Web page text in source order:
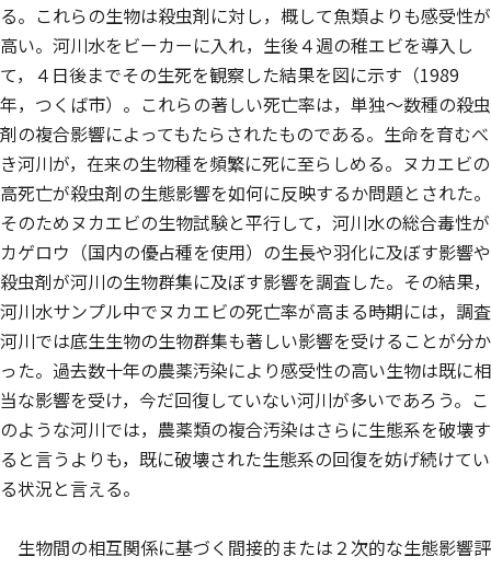
る。これらの生物は殺虫剤に対し，概して魚類よりも感受性が
高い。河川水をビーカーに入れ，生後４週の稚エビを導入し
て，４日後までその生死を観察した結果を図に示す（1989
年，つくば市）。これらの著しい死亡率は，単独〜数種の殺虫
剤の複合影響によってもたらされたものである。生命を育むべ
き河川が，在来の生物種を頻繁に死に至らしめる。ヌカエビの
高死亡が殺虫剤の生態影響を如何に反映するか問題とされた。
そのためヌカエビの生物試験と平行して，河川水の総合毒性が
カゲロウ（国内の優占種を使用）の生長や羽化に及ぼす影響や
殺虫剤が河川の生物群集に及ぼす影響を調査した。その結果，
河川水サンプル中でヌカエビの死亡率が高まる時期には，調査
河川では底生生物の生物群集も著しい影響を受けることが分か
った。過去数十年の農薬汚染により感受性の高い生物は既に相
当な影響を受け，今だ回復していない河川が多いであろう。こ
のような河川では，農薬類の複合汚染はさらに生態系を破壊す
ると言うよりも，既に破壊された生態系の回復を妨げ続けてい
る状況と言える。
生物間の相互関係に基づく間接的または２次的な生態影響評